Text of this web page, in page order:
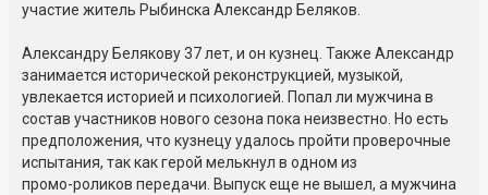
участие житель Рыбинска Александр Беляков.
Александру Белякову 37 лет, и он кузнец. Также Александр
занимается исторической реконструкцией, музыкой,
увлекается историей и психологией. Попал ли мужчина в
состав участников нового сезона пока неизвестно. Но есть
предположения, что кузнецу удалось пройти проверочные
испытания, так как герой мелькнул в одном из
промо-роликов передачи. Выпуск еще не вышел, а мужчина